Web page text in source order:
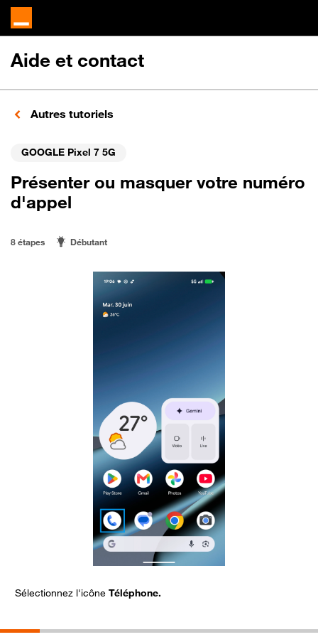
Aide et contact
Autres tutoriels
GOOGLE Pixel 7 5G
Présenter ou masquer votre numéro
d'appel
8 étapes Débutant
Sélectionnez l'icône Téléphone.